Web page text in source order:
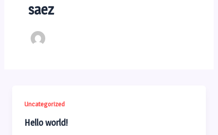
saez
Uncategorized
Hello world!